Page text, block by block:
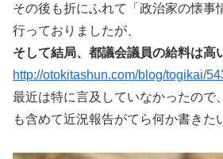
その後も折にふれて「政治家の懐事
行っておりましたが、
そして結局、都議会議員の給料は高
http://otokitashun.com/blog/togikai/
最近は特に言及していなかったので
も含めて近況報告がてら何か書きた